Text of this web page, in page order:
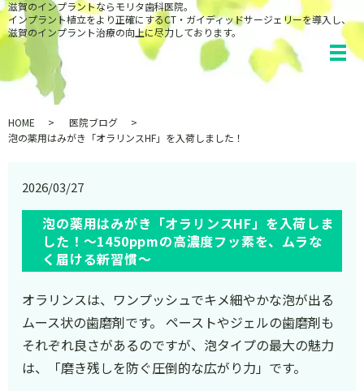
滋賀のインプラントならモリタ歯科医院。
インプラント植立をより正確にするCT・ガイディッドサージェリーを導入し、
滋賀のインプラント治療の向上に尽力しております。
HOME
医院ブログ
泡の薬用はみがき「オラリンスHF」を入荷しました！
2026/03/27
泡の薬用はみがき「オラリンスHF 」を入荷しま
した！〜1450ppmの高濃度フッ素を、ムラな
く届ける新習慣〜
オラリンスは、ワンプッシュでキメ細やかな泡が出る
ムース状の歯磨剤です。 ペーストやジェルの歯磨剤も
それぞれ良さがあるのですが、泡タイプの最大の魅力
は、「磨き残しを防ぐ圧倒的な広がり力」です。